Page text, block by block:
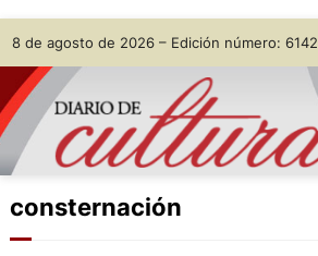
Skip
to
content
8 de agosto de 2026 – Edición número: 6142
consternación